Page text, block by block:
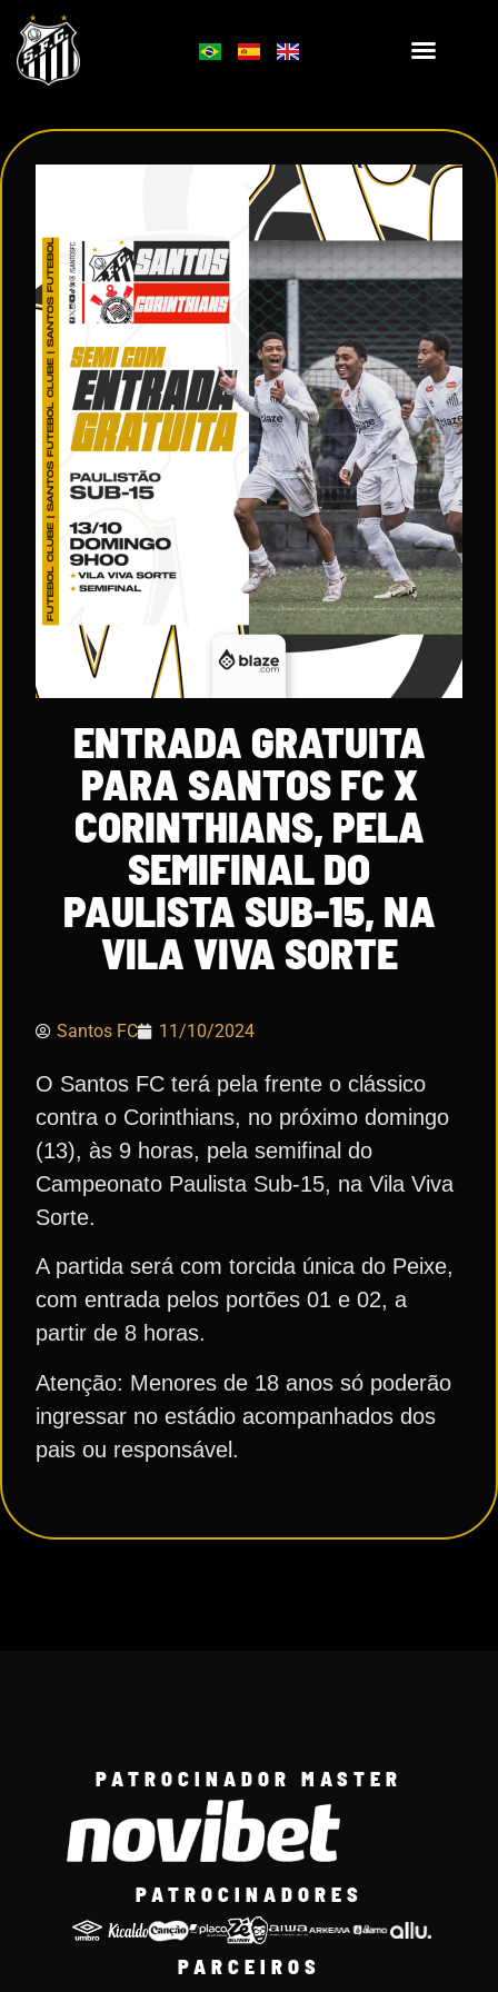
ENTRADA GRATUITA
PARA SANTOS FC X
CORINTHIANS, PELA
SEMIFINAL DO
PAULISTA SUB-15, NA
VILA VIVA SORTE
Santos FC 11/10/2024
O Santos FC terá pela frente o clássico
contra o Corinthians, no próximo domingo
(13), às 9 horas, pela semifinal do
Campeonato Paulista Sub-15, na Vila Viva
Sorte.
A partida será com torcida única do Peixe,
com entrada pelos portões 01 e 02, a
partir de 8 horas.
Atenção: Menores de 18 anos só poderão
ingressar no estádio acompanhados dos
pais ou responsável.
PATROCINADOR MASTER
PATROCINADORES
PARCEIROS